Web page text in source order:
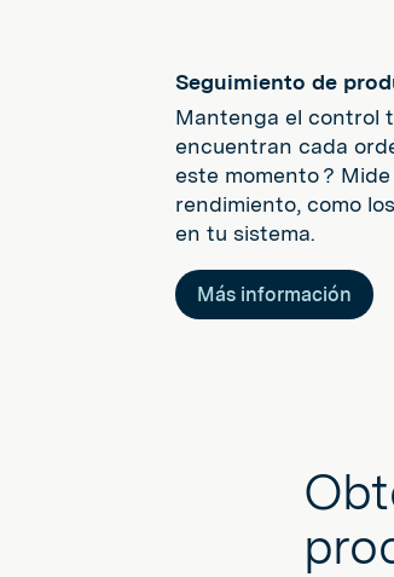
Seguimiento de
Mantenga el control
encuentran cada
este momento ?
rendimiento, como
en tu sistema.
Más información